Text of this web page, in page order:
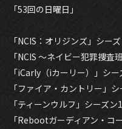
「53回の日曜日」
「NCIS：オリジンズ」シー
「NCIS 〜ネイビー犯罪捜査
「iCarly（iカーリー）」シ
「ファイア・カントリー」
「ティーンウルフ」シーズン
「Rebootガーディアン・コー